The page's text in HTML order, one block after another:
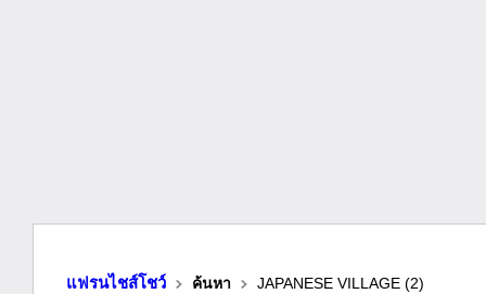
แฟรนไชส์โชว์ ค้นหา JAPANESE VILLAGE (2)